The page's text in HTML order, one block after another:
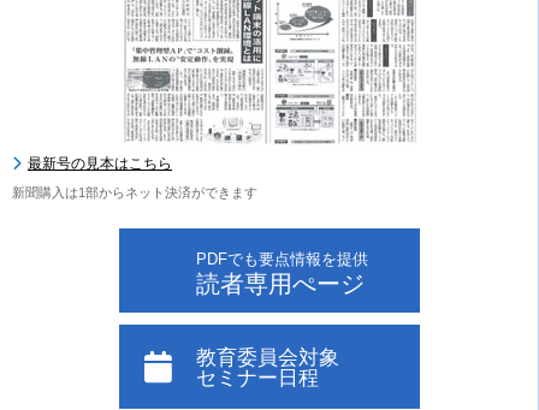
最新号の見本はこちら
新聞購入は1部からネット決済ができます
PDFでも要点情報を提供
読者専用ぺージ
教育委員会対象
セミナー日程